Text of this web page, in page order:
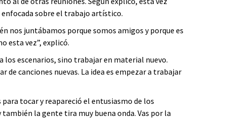
enfocada sobre el trabajo artístico.
nos juntábamos porque somos amigos y porque es
esta vez”, explicó.
escenarios, sino trabajar en material nuevo.
canciones nuevas. La idea es empezar a trabajar
tocar y reapareció el entusiasmo de los
la gente tira muy buena onda. Vas por la